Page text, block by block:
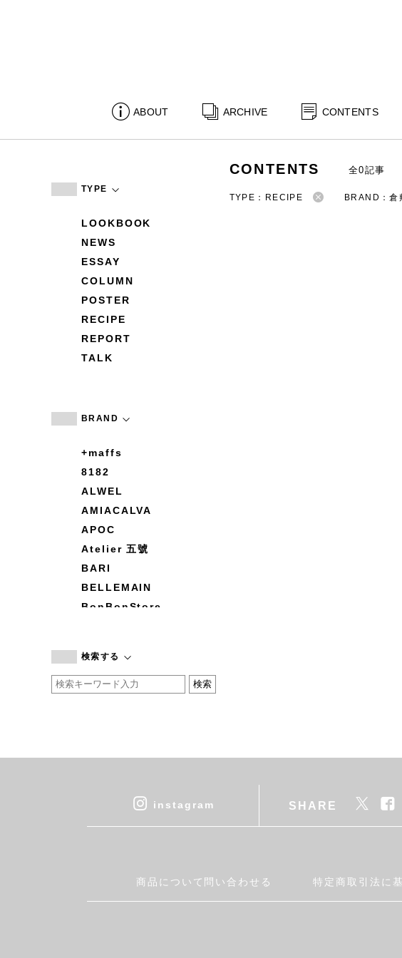
ABOUT ARCHIVE CONTENTS
TYPE
LOOKBOOK
NEWS
ESSAY
COLUMN
POSTER
RECIPE
REPORT
TALK
BRAND
+maffs
8182
ALWEL
AMIACALVA
APOC
Atelier 五號
BARI
BELLEMAIN
BonBonStore
by basics
CATWORTH
cohan
DEAN & DELUCA
Fatima Morocco
検索する
CONTENTS 全0記事
TYPE：RECIPE BRAND：倉
instagram SHARE
商品について問い合わせる 特定商取引法に